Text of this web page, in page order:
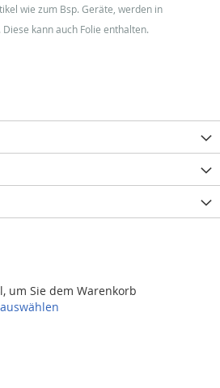
wie zum Bsp. Geräte, werden in
kann auch Folie enthalten.
um Sie dem Warenkorb